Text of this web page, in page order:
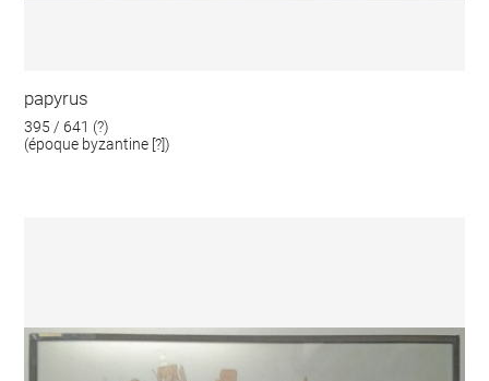
papyrus
395 / 641 (?)
(époque byzantine [?])